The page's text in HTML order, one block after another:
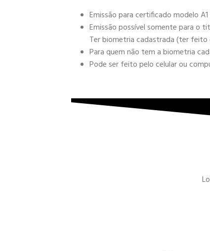
Emissão para certificado modelo
Emissão possível somente para o
Ter biometria cadastrada (ter
Para quem não tem a biometria
Pode ser feito pelo celular ou